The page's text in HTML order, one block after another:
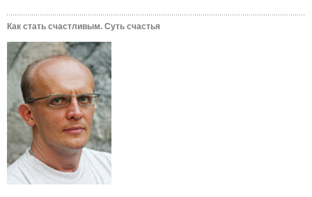
Как стать счастливым. Суть счастья